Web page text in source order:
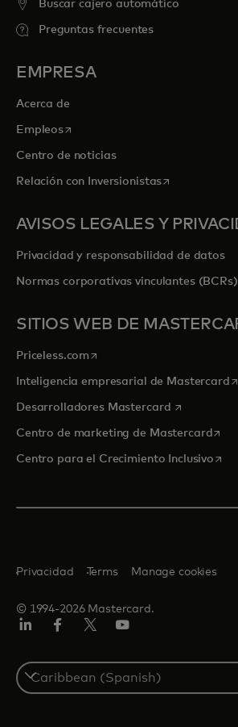
Buscar cajero automático
Preguntas frecuentes
EMPRESA
Acerca de
Empleosse abre en una pestaña nueva
Centro de noticias
Relación con Inversionistasse abre en
AVISOS LEGALES Y
Privacidad y responsabilidad de datos
Normas corporativas vinculantes (BCRs)
SITIOS WEB DE
Priceless.com se abre en una pestaña
Inteligencia empresarial de Mastercard
Desarrolladores Mastercard se abre en
Centro de marketing de Mastercardse
Centro para el Crecimiento Inclusivose
© 1994-2026 Mastercard.
Privacidad Terms Manage cookies
Select
a
country